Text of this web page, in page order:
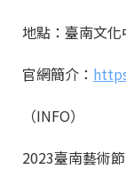
地點：臺南文
官網簡介：
（INFO）
2023臺南藝術節